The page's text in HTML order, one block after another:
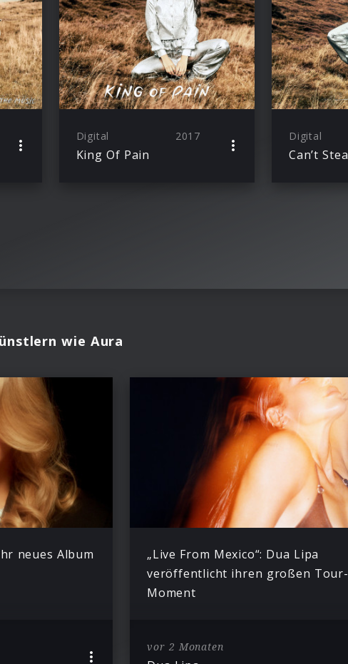
Digital 2017
King Of Pain
Digital
wie Aura
neues Album
„Live From Mexico“: Dua Lipa
veröffentlicht ihren großen Tour-
Moment
vor 2 Monaten